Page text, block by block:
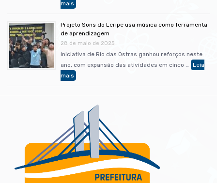
Projeto Sons do Leripe usa música como ferramenta
de aprendizagem
28 de maio de 2025
Iniciativa de Rio das Ostras ganhou reforços neste
ano, com expansão das atividades em cinco …